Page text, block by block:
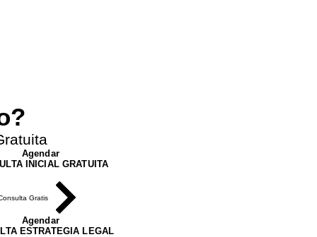
Agendar
INICIAL GRATUITA
Gratis
Agendar
ESTRATEGIA LEGAL